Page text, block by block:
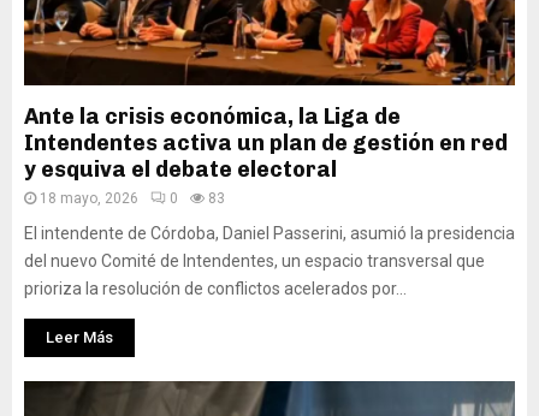
Ante la crisis económica, la Liga de
Intendentes activa un plan de gestión en red
y esquiva el debate electoral
18 mayo, 2026 0 83
El intendente de Córdoba, Daniel Passerini, asumió la presidencia
del nuevo Comité de Intendentes, un espacio transversal que
prioriza la resolución de conflictos acelerados por...
Leer Más